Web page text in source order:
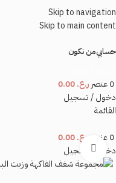
Skip to navigation
Skip to main content
حسابيمن نكون
0عنصر ر.ع.
دخول / تسجيل
القائمة
0عنصر ر.ع.
دخول / تسجيلاضغط للتكبير